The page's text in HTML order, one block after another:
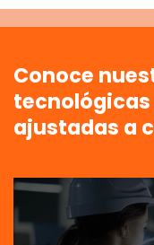
Conoce
tecnológicas
ajustadas a